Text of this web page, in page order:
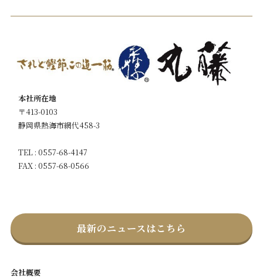
本社所在地
〒413-0103
静岡県熱海市網代458-3
TEL : 0557-68-4147
FAX : 0557-68-0566
最新のニュースはこちら
会社概要